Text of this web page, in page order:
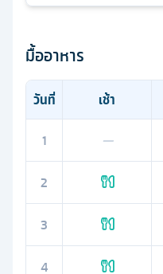
มื้ออาหาร
วันที่ เช้า
1
—
2
3
4